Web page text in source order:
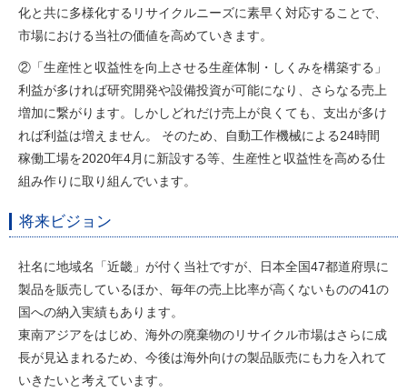
化と共に多様化するリサイクルニーズに素早く対応することで、
市場における当社の価値を高めていきます。
②「生産性と収益性を向上させる生産体制・しくみを構築する」
利益が多ければ研究開発や設備投資が可能になり、さらなる売上
増加に繋がります。しかしどれだけ売上が良くても、支出が多け
れば利益は増えません。 そのため、自動工作機械による24時間
稼働工場を2020年4月に新設する等、生産性と収益性を高める仕
組み作りに取り組んでいます。
将来ビジョン
社名に地域名「近畿」が付く当社ですが、日本全国47都道府県に
製品を販売しているほか、毎年の売上比率が高くないものの41の
国への納入実績もあります。
東南アジアをはじめ、海外の廃棄物のリサイクル市場はさらに成
長が見込まれるため、今後は海外向けの製品販売にも力を入れて
いきたいと考えています。